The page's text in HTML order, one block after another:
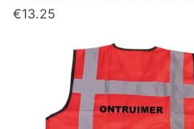
€13.25